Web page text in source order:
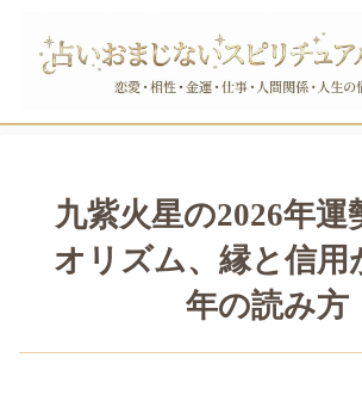
九紫火星の2026年運
オリズム、縁と信用
年の読み方